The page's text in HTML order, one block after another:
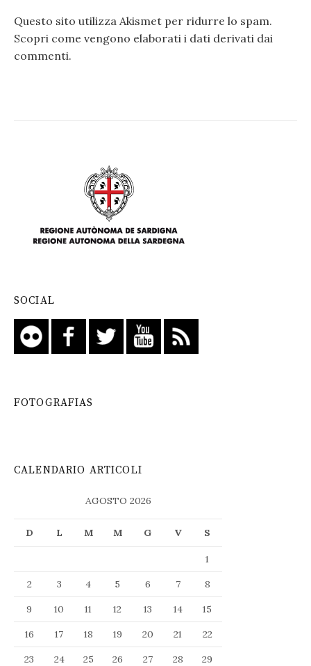
Questo sito utilizza Akismet per ridurre lo spam.
Scopri come vengono elaborati i dati derivati dai
commenti.
SOCIAL
FOTOGRAFIAS
CALENDARIO ARTICOLI
AGOSTO 2026
D L M M G V S
1
2
3 4 5 6 7
8
9
10 11 12 13 14
15
16
17 18 19 20 21
22
23
24 25 26 27 28
29